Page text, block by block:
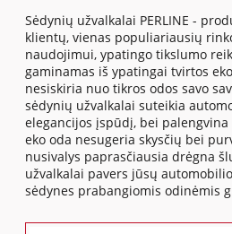
Sėdynių užvalkalai PERLINE -
klientų, vienas populiariausių
naudojimui, ypatingo tikslumo
gaminamas iš ypatingai tvirtos
nesiskiria nuo tikros odos savo
sėdynių užvalkalai suteikia
elegancijos įspūdį, bei
eko oda nesugeria skysčių bei
nusivalys paprasčiausia drėgna
užvalkalai pavers jūsų
sėdynes prabangiomis odinėmis